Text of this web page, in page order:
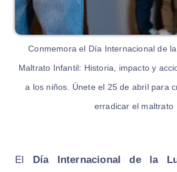
Conmemora el Día Internacional de
Maltrato Infantil: Historia, impacto y
a los niños. Únete el 25 de abril para
erradicar el maltrato
El Día Internacional de la